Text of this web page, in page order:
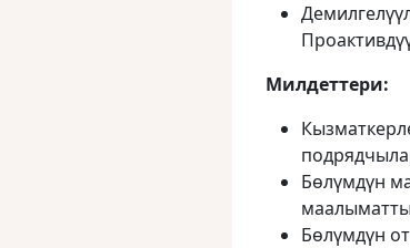
Милдеттери:
Бөлүмдүн
Бөлүмдүн